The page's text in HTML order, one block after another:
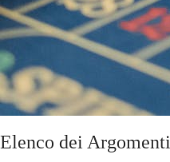
Elenco dei Argomenti